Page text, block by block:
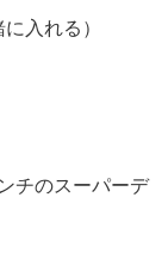
入れる）
チのスーパーデ